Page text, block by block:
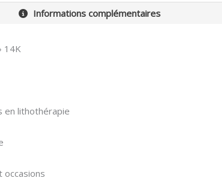
Informations complémentaires
14K
en lithothérapie
occasions